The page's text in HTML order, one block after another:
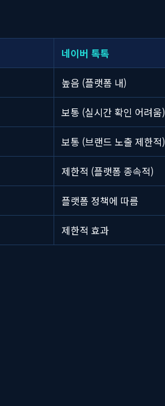
네이버 톡톡
높음 (플랫폼 내)
보통 (실시간 확인 어려움)
보통 (브랜드 노출 제한적)
제한적 (플랫폼 종속적)
플랫폼 정책에 따름
제한적 효과